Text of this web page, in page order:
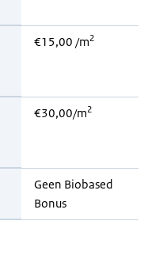
€15,00 /m2
€30,00/m2
Geen Biobased
Bonus